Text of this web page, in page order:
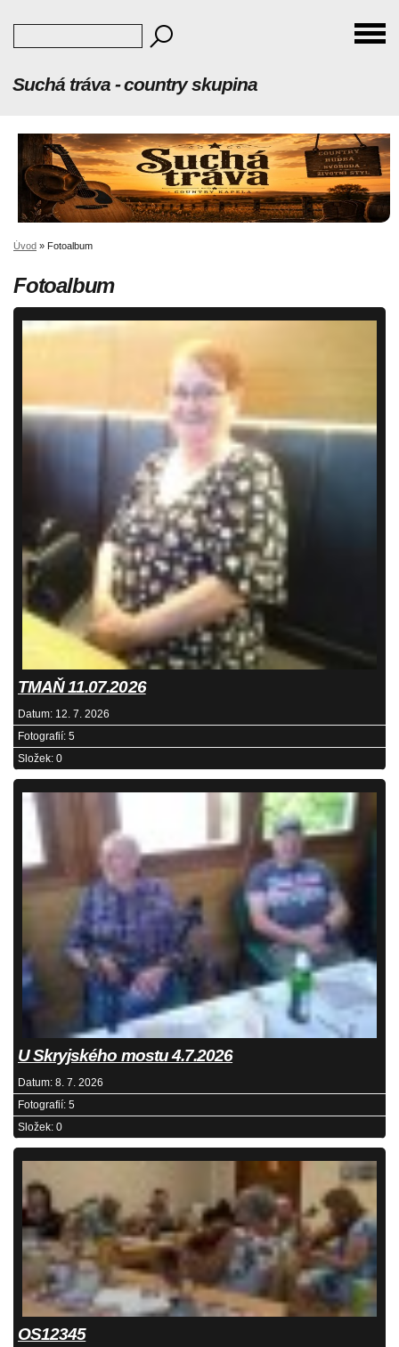
Suchá tráva - country skupina
Úvod » Fotoalbum
Fotoalbum
TMAŇ 11.07.2026
Datum: 12. 7. 2026
Fotografií: 5
Složek: 0
U Skryjského mostu 4.7.2026
Datum: 8. 7. 2026
Fotografií: 5
Složek: 0
OS12345